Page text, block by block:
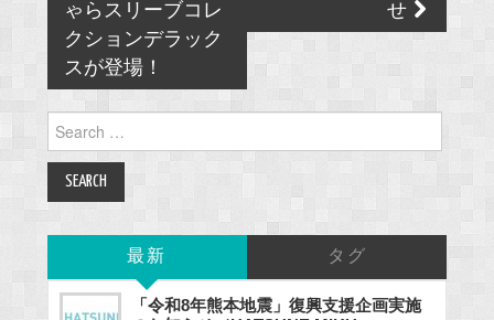
ゃらスリーブコレ
クションデラック
スが登場！
せ
for:
最新 タグ
「令和8年熊本地震」復興支援企画実施